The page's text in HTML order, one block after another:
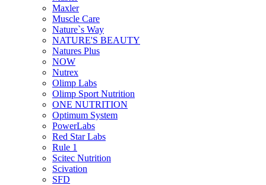
Maxler
Muscle Care
Nature`s Way
NATURE'S BEAUTY
Natures Plus
NOW
Nutrex
Olimp Labs
Olimp Sport Nutrition
ONE NUTRITION
Optimum System
PowerLabs
Red Star Labs
Rule 1
Scitec Nutrition
Scivation
SFD